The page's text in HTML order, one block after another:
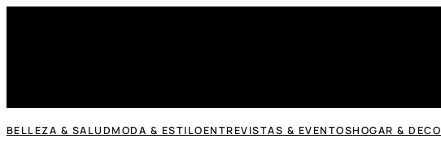
BELLEZA & SALUDMODA & ESTILOENTREVISTAS & EVENTOSHOGAR & DECO